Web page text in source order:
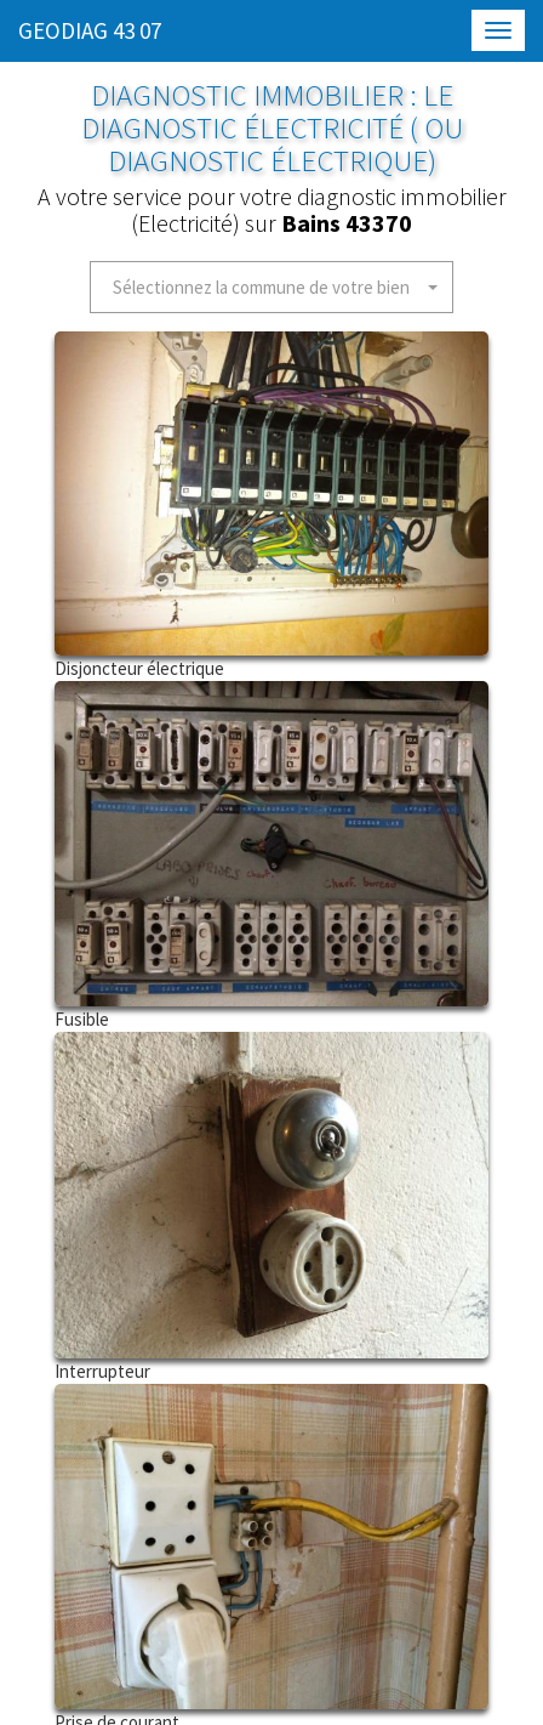
GEODIAG 43 07
DIAGNOSTIC IMMOBILIER : LE
DIAGNOSTIC ÉLECTRICITÉ ( OU
DIAGNOSTIC ÉLECTRIQUE)
A votre service pour votre diagnostic immobilier
(Electricité) sur Bains 43370
Sélectionnez la commune de votre bien
Disjoncteur électrique
Fusible
Interrupteur